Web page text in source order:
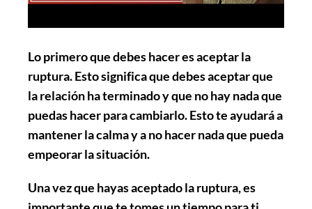
Lo primero que debes hacer esaceptar la
ruptura. Esto significa que debes aceptar que
la relación ha terminado y que no hay nada que
puedas hacer para cambiarlo. Esto te ayudará a
mantener la calma y a no hacer nada que pueda
empeorar la situación.
Una vez que hayas aceptado la ruptura, es